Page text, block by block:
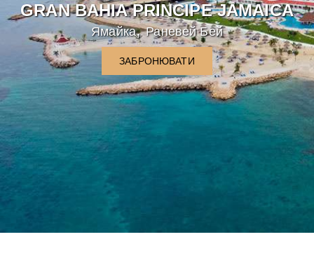
GRAN BAHIA PRINCIPE JAMAICA
Ямайка,Раневей Бей
ЗАБРОНЮВАТИ